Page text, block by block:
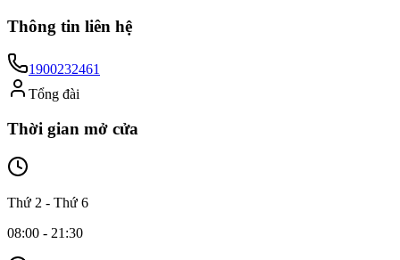
Thông tin liên hệ
1900232461
Tổng đài
Thời gian mở cửa
Thứ 2 - Thứ 6
08:00 - 21:30